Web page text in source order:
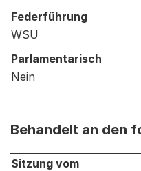
Federführung
WSU
Parlamentarisch
Nein
Behandelt an den
Behandelt an den
Sitzung vom